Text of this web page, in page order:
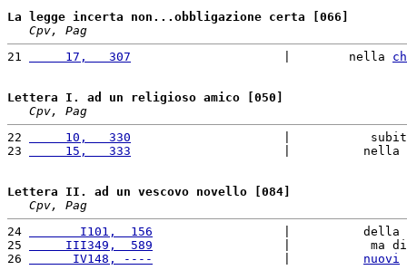
La legge incerta non...obbligazione certa [066]
Cpv, Pag
21
     17,   307
                     |        nella
Lettera I. ad un religioso amico [050]
Cpv, Pag
22
     10,   330
|
23
     15,   333
                     |          nella
Lettera II. ad un vescovo novello [084]
Cpv, Pag
24
       I101,  156
                  |          della
25
     III349,  589
|           ma
26
      IV148, ----
nuovi